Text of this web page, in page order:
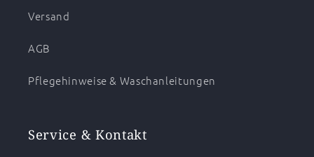
Versand
AGB
Pflegehinweise & Waschanleitungen
Service & Kontakt